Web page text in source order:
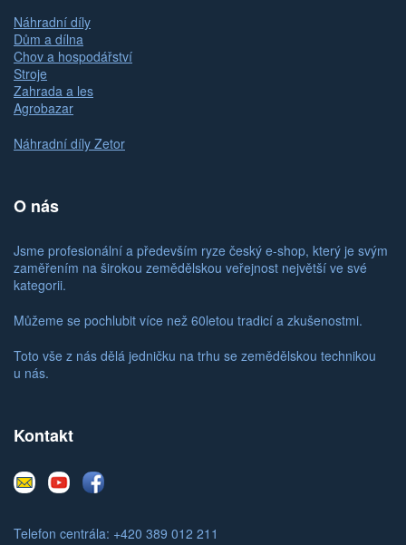
Náhradní díly
Dům a dílna
Chov a hospodářství
Stroje
Zahrada a les
Agrobazar
Náhradní díly Zetor
O nás
Jsme profesionální a především ryze český e-shop, který je svým
zaměřením na širokou zemědělskou veřejnost největší ve své
kategorii.
Můžeme se pochlubit více než 60letou tradicí a zkušenostmi.
Toto vše z nás dělá jedničku na trhu se zemědělskou technikou
u nás.
Kontakt
E-
mail
YoutubeFacebook
Telefon centrála: +420 389 012 211